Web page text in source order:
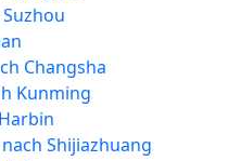
Changsha
Kunming
Shijiazhuang